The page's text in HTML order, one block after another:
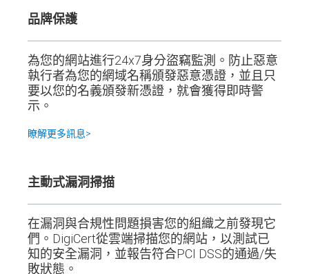
品牌保護
為您的網站進行24x7身分盜竊監測。防止惡意
執行者為您的網域名稱頒發惡意憑證，並且只
要以您的名義頒發新憑證，就會獲得即時警
示。
瞭解更多訊息>
主動式漏洞掃描
在漏洞與合規性問題損害您的組織之前發現它
們。DigiCert從雲端掃描您的網站，以測試已
知的安全漏洞，並報告符合PCI DSS的通過/失
敗狀態。